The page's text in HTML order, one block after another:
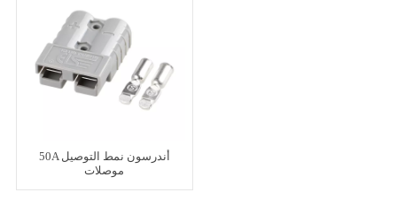
50A أندرسون نمط التوصيل
موصلات